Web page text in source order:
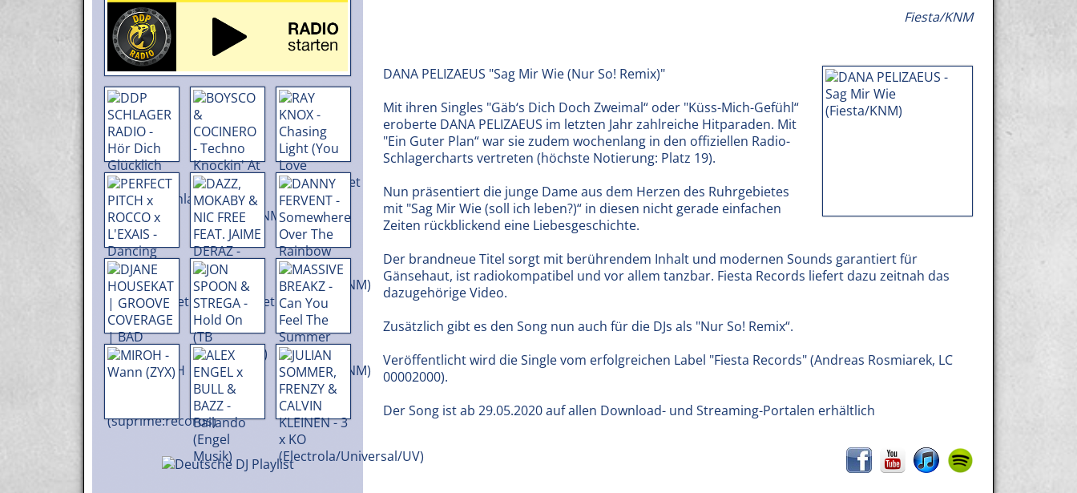
Fiesta/KNM
DANA PELIZAEUS "Sag Mir Wie (Nur So! Remix)"
Mit ihren Singles "Gäb‘s Dich Doch Zweimal“ oder "Küss-Mich-Gefühl“
eroberte DANA PELIZAEUS im letzten Jahr zahlreiche Hitparaden. Mit
"Ein Guter Plan“ war sie zudem wochenlang in den offiziellen Radio-
Schlagercharts vertreten (höchste Notierung: Platz 19).
Nun präsentiert die junge Dame aus dem Herzen des Ruhrgebietes
mit "Sag Mir Wie (soll ich leben?)“ in diesen nicht gerade einfachen
Zeiten rückblickend eine Liebesgeschichte.
Der brandneue Titel sorgt mit berührendem Inhalt und modernen Sounds garantiert für
Gänsehaut, ist radiokompatibel und vor allem tanzbar. Fiesta Records liefert dazu zeitnah das
dazugehörige Video.
Zusätzlich gibt es den Song nun auch für die DJs als "Nur So! Remix“.
Veröffentlicht wird die Single vom erfolgreichen Label "Fiesta Records" (Andreas Rosmiarek, LC
00002000).
Der Song ist ab 29.05.2020 auf allen Download- und Streaming-Portalen erhältlich